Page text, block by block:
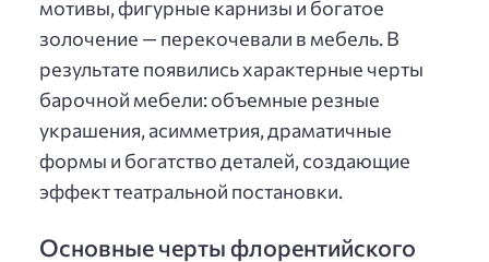
мотивы, фигурные карнизы и богатое
золочение — перекочевали в мебель. В
результате появились характерные черты
барочной мебели: объемные резные
украшения, асимметрия, драматичные
формы и богатство деталей, создающие
эффект театральной постановки.
Основные черты флорентийского